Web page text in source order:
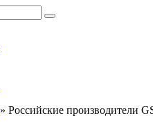
» Российские производители